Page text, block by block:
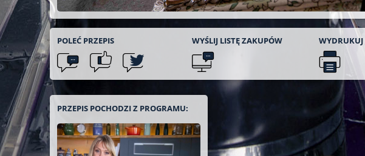
POLEĆ PRZEPIS WYŚLIJ LISTĘZAKUPÓW WYDRUKUJ
PRZEPIS POCHODZI Z PROGRAMU: